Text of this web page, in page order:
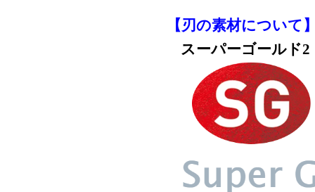
【刃の素材について
スーパーゴールド2